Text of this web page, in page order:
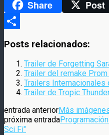
WhatsAppShare Post
Posts relacionados:
Trailer de Forgetting
Trailer del remake
Trailers Internacionales
Trailer de Tropic
entrada anteriorMás
próxima entrada
Sci Fi"